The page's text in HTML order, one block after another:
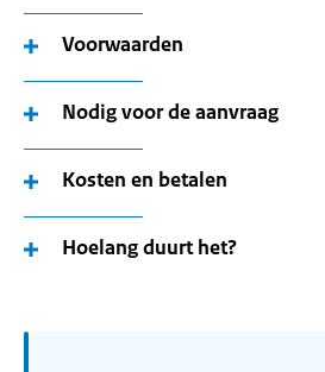
Voorwaarden
Nodig voor de aanvraag
Kosten en betalen
Hoelang duurt het?